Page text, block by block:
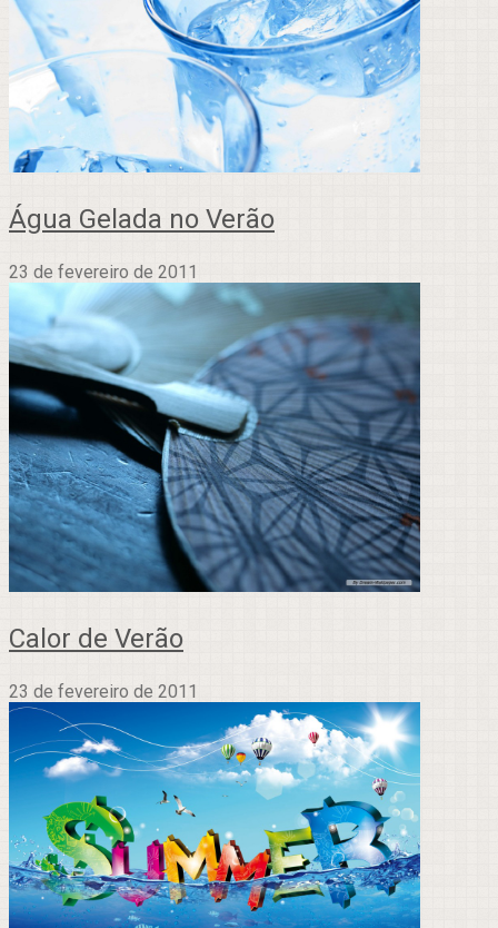
Água Gelada no Verão
23 de fevereiro de 2011
Calor de Verão
23 de fevereiro de 2011